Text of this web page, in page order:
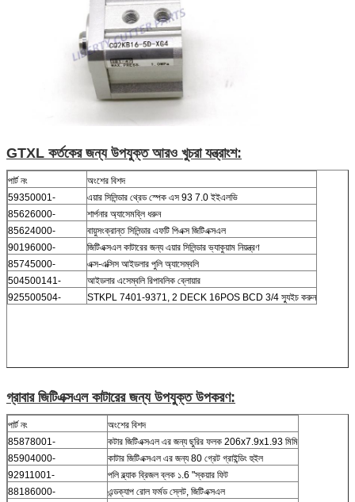
GTXL কর্তকের জন্য উপযুক্ত আরও খুচরা যন্ত্রাংশ:
পার্ট নং
অংশের বিশদ
59350001-
এয়ার সিলিন্ডার থ্রেড স্পেক এস 93 7.0 ইইএলভি
85626000-
শার্পনার অ্যাসেমব্লি ধরুন
85624000-
বায়ুসংক্রান্ত সিলিন্ডার এফটি পিএক্স জিটিএক্সএল
90196000-
জিটিএক্সএল কাটারের জন্য এয়ার সিলিন্ডার ভ্যাকুয়াম নিয়ন্ত্রণ
85745000-
এক্স-এক্সিস আইডলার পুলি অ্যাসেম্বলি
504500141-
আইডলার এসেম্বলি রিপাবলিক ব্লোয়ার
925500504-
STKPL 7401-9371, 2 DECK 16POS BCD 3/4 স্যুইচ করুন
গ্রাবার জিটিএক্সএল কাটারের জন্য উপযুক্ত উপকরণ:
পার্ট নং
অংশের বিশদ
85878001-
কটার জিটিএক্সএল এর জন্য ছুরির ফলক 206x7.9x1.93 মিমি
85904000-
কাটার জিটিএক্সএল এর জন্য 80 গ্রেট গ্রাইন্ডিং হুইল
92911001-
পলি ব্ল্যাক ব্রিজল ব্লক ১.6 "স্কয়ার ফিট
88186000-
এন্ডক্যাপ রোল ফর্মড স্লেট, জিটিএক্সএল